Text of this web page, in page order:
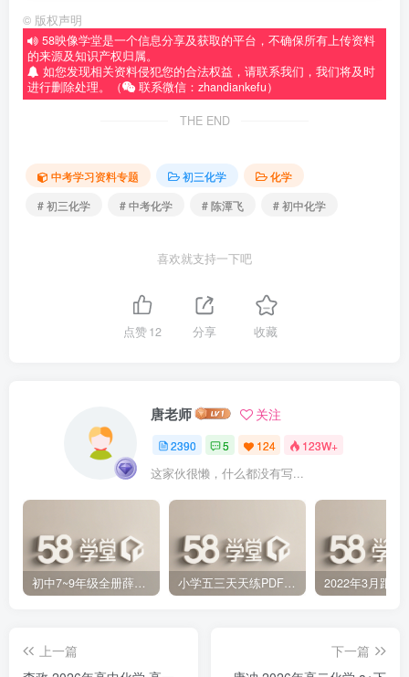
© 版权声明
58映像学堂是一个信息分享及获取的平台，不确保所有上传资料
的来源及知识产权归属。
如您发现相关资料侵犯您的合法权益，请联系我们，我们将及时
进行删除处理。（
联系微信：zhandiankefu）
THE END
中考学习资料专题 初三化学
化学
# 初三化学
# 中考化学 # 陈潭飞 # 初中化学
喜欢就支持一下吧
点赞12 分享 收藏
唐老师 关注
2390 5 124 123W+
这家伙很懒，什么都没有写...
初中7~9年级全册薛金星中学教材全解PDF 百度网盘分享下载 小学五三天天练PDF（压缩打包）百度网盘分享下载
上一篇
下一篇